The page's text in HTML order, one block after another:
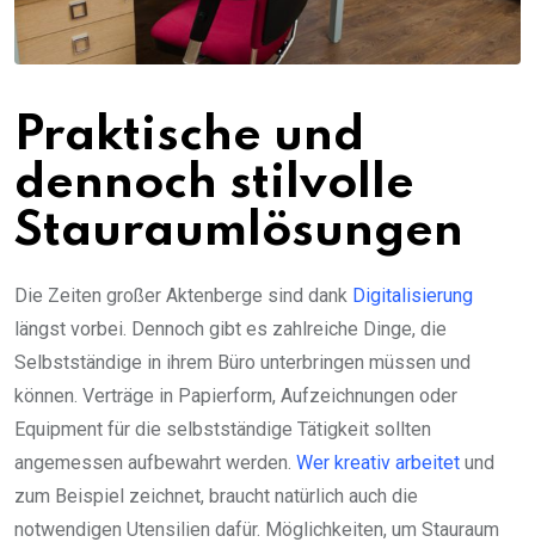
Praktische und
dennoch stilvolle
Stauraumlösungen
Die Zeiten großer Aktenberge sind dank Digitalisierung
längst vorbei. Dennoch gibt es zahlreiche Dinge, die
Selbstständige in ihrem Büro unterbringen müssen und
können. Verträge in Papierform, Aufzeichnungen oder
Equipment für die selbstständige Tätigkeit sollten
angemessen aufbewahrt werden. Wer kreativ arbeitet und
zum Beispiel zeichnet, braucht natürlich auch die
notwendigen Utensilien dafür. Möglichkeiten, um Stauraum